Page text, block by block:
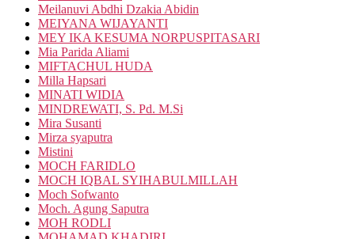
Meilanuvi Abdhi Dzakia Abidin
MEIYANA WIJAYANTI
MEY IKA KESUMA NORPUSPITASARI
Mia Parida Aliami
MIFTACHUL HUDA
Milla Hapsari
MINATI WIDIA
MINDREWATI, S. Pd. M.Si
Mira Susanti
Mirza syaputra
Mistini
MOCH FARIDLO
MOCH IQBAL SYIHABULMILLAH
Moch Sofwanto
Moch. Agung Saputra
MOH RODLI